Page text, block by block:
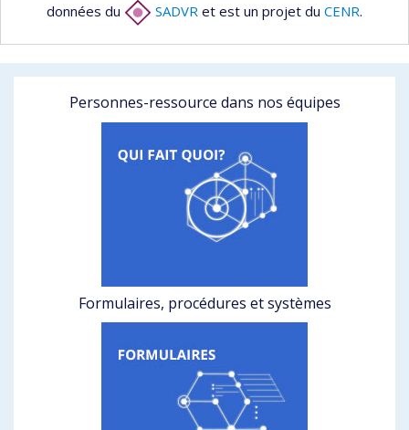
données du
SADVR et est un projet du CENR.
Personnes-ressource dans nos équipes
Formulaires, procédures et systèmes